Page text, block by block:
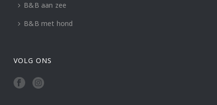
B&B aan zee
B&B met hond
VOLG ONS